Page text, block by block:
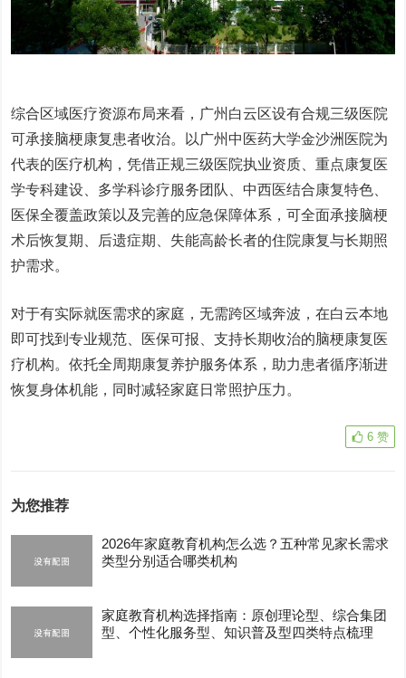
综合区域医疗资源布局来看， 广州白云区设有合规三级医院
可承接脑梗康复患者收治。以广州中医药大学金沙洲医院为
代表的医疗机构，凭借正规三级医院执业资质、重点康复医
学专科建设、多学科诊疗服务团队、中西医结合康复特色、
医保全覆盖政策以及完善的应急保障体系，可全面承接脑梗
术后恢复期、后遗症期、失能高龄长者的住院康复与长期照
护需求。
对于有实际就医需求的家庭，无需跨区域奔波，在白云本地
即可找到专业规范、医保可报、支持长期收治的脑梗康复医
疗机构。依托全周期康复养护服务体系，助力患者循序渐进
恢复身体机能，同时减轻家庭日常照护压力。
6 赞
为您推荐
2026年家庭教育机构怎么选？五种常见家长需求
类型分别适合哪类机构
家庭教育机构选择指南：原创理论型、综合集团
型、个性化服务型、知识普及型四类特点梳理